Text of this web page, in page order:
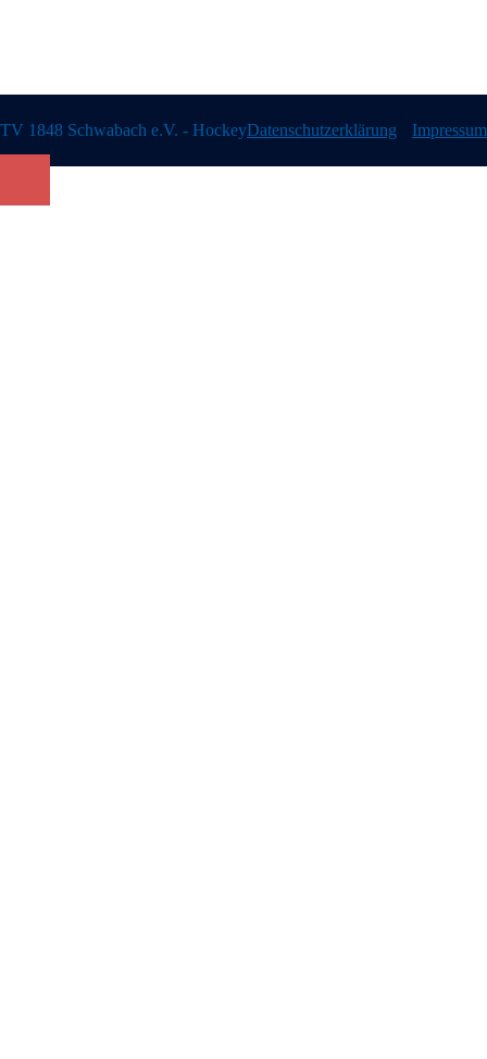
TV 1848 Schwabach e.V. - HockeyDatenschutzerklärung Impressum